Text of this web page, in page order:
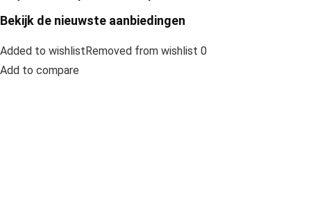
Bekijk de nieuwste aanbiedingen
Added to wishlistRemoved from wishlist 0
Add to compare